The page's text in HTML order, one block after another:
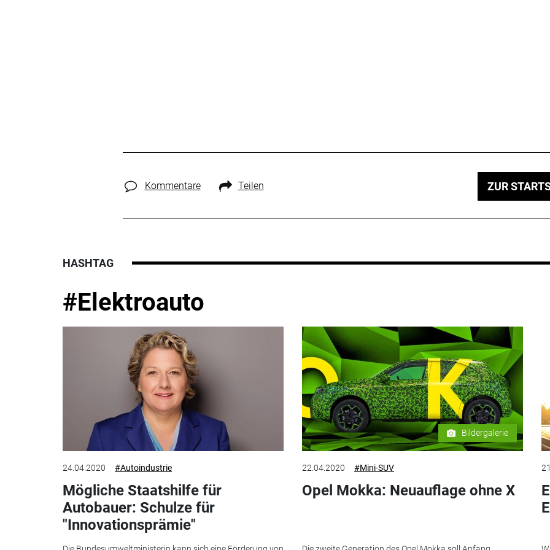
Kommentare Teilen ZUR
HASHTAG
#Elektroauto
24.04.2020 #Autoindustrie
Mögliche Staatshilfe für
Autobauer: Schulze für
"Innovationsprämie"
Bildergalerie
22.04.2020 #Mini-SUV
Opel Mokka: Neuauflage ohne X